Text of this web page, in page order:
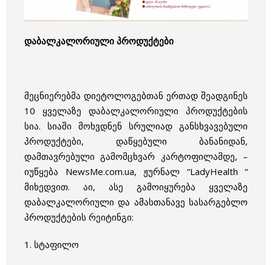
დაბალკალორიული პროდუქტები
მეცნიერებმა დიეტოლოგებთან ერთად შეადგინეს
10 ყველაზე დაბალკალორიული პროდუქტების
სია. სიაში მოხვდნენ სრულიად განსხვავებული
პროდუქტები, დაწყებული ბანანიდან,
დამთავრებული გამომცხვარ კარტოფილამდე, –
იუწყება NewsMe.com.ua, ჟურნალ “LadyHealth “
მიხედვით. აი, ასე გამოიყურება ყველაზე
დაბალკალორიული და ამასთანავე სასარგებლო
პროდუქტების რეიტინგი:
1. სტაფილო